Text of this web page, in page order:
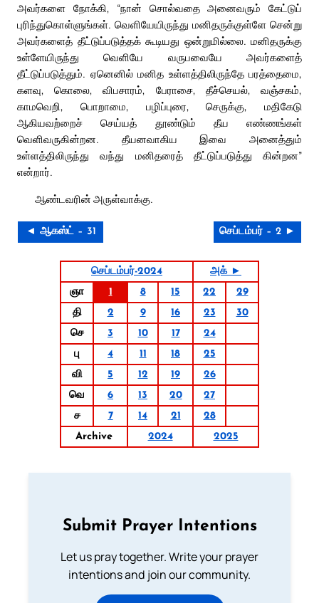
அவர்களை நோக்கி, “நான் சொல்வதை அனைவரும் கேட்டுப்
புரிந்துகொள்ளுங்கள். வெளியேயிருந்து மனிதருக்குள்ளே சென்று
அவர்களைத் தீட்டுப்படுத்தக் கூடியது ஒன்றுமில்லை. மனிதருக்கு
உள்ளேயிருந்து வெளியே வருபவையே அவர்களைத்
தீட்டுப்படுத்தும். ஏனெனில் மனித உள்ளத்திலிருந்தே பரத்தைமை,
களவு, கொலை, விபசாரம், பேராசை, தீச்செயல், வஞ்சகம்,
காமவெறி, பொறாமை, பழிப்புரை, செருக்கு, மதிகேடு
ஆகியவற்றைச் செய்யத் தூண்டும் தீய எண்ணங்கள்
வெளிவருகின்றன. தீயனவாகிய இவை அனைத்தும்
உள்ளத்திலிருந்து வந்து மனிதரைத் தீட்டுப்படுத்து கின்றன”
என்றார்.
ஆண்டவரின் அருள்வாக்கு.
◄ ஆகஸ்ட் – 31 செப்டம்பர் – 2 ►
செப்டம்பர்-2024
அக் ►
ஞா
1 8 15 22
29
தி
2 9 16 23
30
செ
3 10 17
24
பு
4 11 18
25
வி
5 12 19
26
வெ
6 13 20
27
ச
7 14 21
28
Archive
2024 2025
Submit Prayer Intentions
Let us pray together. Write your prayer
intentions and join our community.